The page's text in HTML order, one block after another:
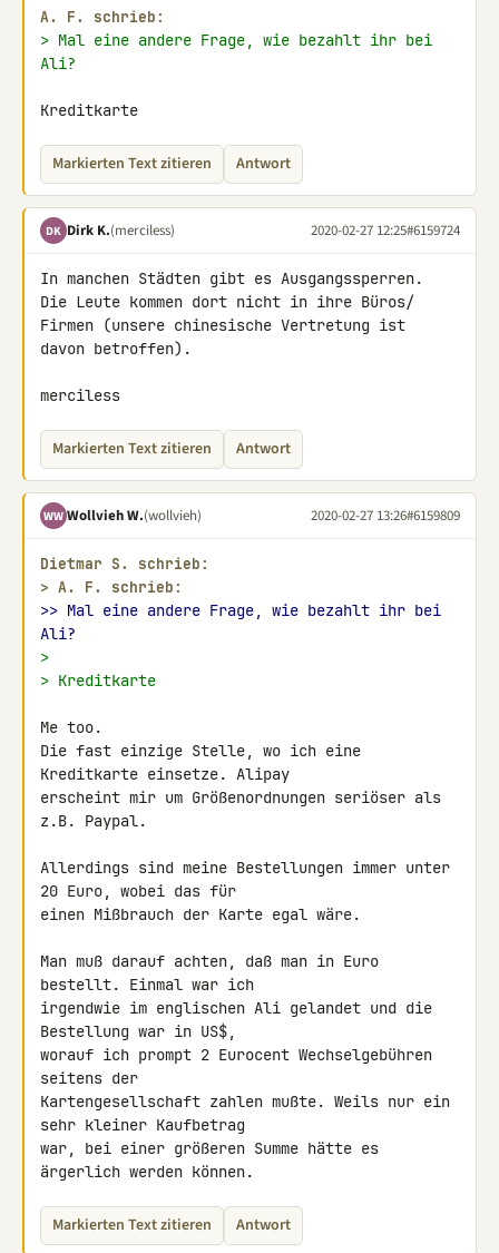
A. F. schrieb:
> Mal eine andere Frage, wie bezahlt ihr bei
Ali?
Kreditkarte
Markierten Text zitieren Antwort
DK Dirk K.(merciless) 2020-02-27 12:25#6159724
In manchen Städten gibt es Ausgangssperren.
Die Leute kommen dort nicht in ihre Büros/
Firmen (unsere chinesische Vertretung ist
davon betroffen).
merciless
Markierten Text zitieren Antwort
WW Wollvieh W.(wollvieh) 2020-02-27 13:26#6159809
Dietmar S. schrieb:
> A. F. schrieb:
>> Mal eine andere Frage, wie bezahlt ihr bei
Ali?
>
> Kreditkarte
Me too.
Die fast einzige Stelle, wo ich eine
Kreditkarte einsetze. Alipay
erscheint mir um Größenordnungen seriöser als
z.B. Paypal.
Allerdings sind meine Bestellungen immer unter
20 Euro, wobei das für
einen Mißbrauch der Karte egal wäre.
Man muß darauf achten, daß man in Euro
bestellt. Einmal war ich
irgendwie im englischen Ali gelandet und die
Bestellung war in US$,
worauf ich prompt 2 Eurocent Wechselgebühren
seitens der
Kartengesellschaft zahlen mußte. Weils nur ein
sehr kleiner Kaufbetrag
war, bei einer größeren Summe hätte es
ärgerlich werden können.
Markierten Text zitieren Antwort